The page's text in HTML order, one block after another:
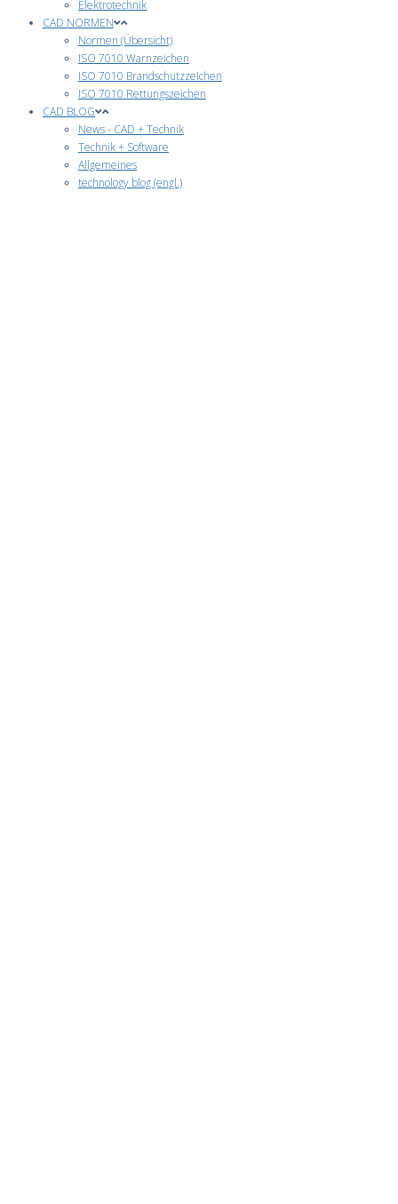
Elektrotechnik
CAD NORMEN
Normen (Übersicht)
ISO 7010 Warnzeichen
ISO 7010 Brandschutzzeichen
ISO 7010 Rettungszeichen
CAD BLOG
News - CAD + Technik
Technik + Software
Allgemeines
technology blog (engl.)